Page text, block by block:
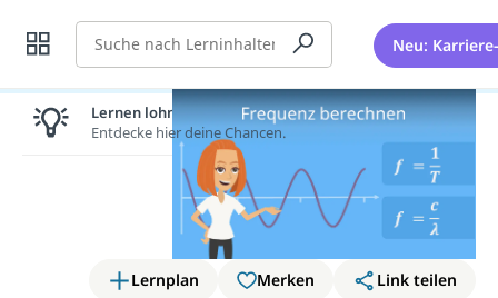
Suche Neu:
Lernplan Merken
Link teilen
Lernen lohnt sich!
Entdecke hier deine Chancen.